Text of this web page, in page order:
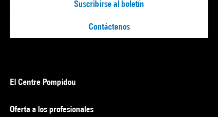
Suscribirse al boletín
Contáctenos
El Centre Pompidou
Oferta a los profesionales